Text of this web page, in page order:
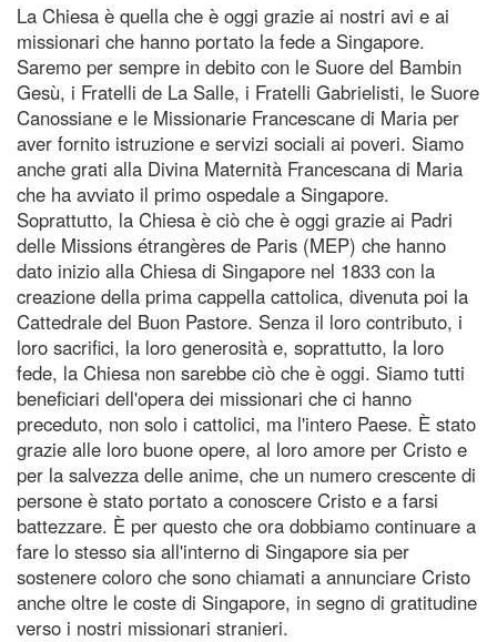
La Chiesa è quella che è oggi grazie ai nostri avi e ai
missionari che hanno portato la fede a Singapore.
Saremo per sempre in debito con le Suore del Bambin
Gesù, i Fratelli de La Salle, i Fratelli Gabrielisti, le Suore
Canossiane e le Missionarie Francescane di Maria per
aver fornito istruzione e servizi sociali ai poveri. Siamo
anche grati alla Divina Maternità Francescana di Maria
che ha avviato il primo ospedale a Singapore.
Soprattutto, la Chiesa è ciò che è oggi grazie ai Padri
delle Missions étrangères de Paris (MEP) che hanno
dato inizio alla Chiesa di Singapore nel 1833 con la
creazione della prima cappella cattolica, divenuta poi la
Cattedrale del Buon Pastore. Senza il loro contributo, i
loro sacrifici, la loro generosità e, soprattutto, la loro
fede, la Chiesa non sarebbe ciò che è oggi. Siamo tutti
beneficiari dell'opera dei missionari che ci hanno
preceduto, non solo i cattolici, ma l'intero Paese. È stato
grazie alle loro buone opere, al loro amore per Cristo e
per la salvezza delle anime, che un numero crescente di
persone è stato portato a conoscere Cristo e a farsi
battezzare. È per questo che ora dobbiamo continuare a
fare lo stesso sia all'interno di Singapore sia per
sostenere coloro che sono chiamati a annunciare Cristo
anche oltre le coste di Singapore, in segno di gratitudine
verso i nostri missionari stranieri.